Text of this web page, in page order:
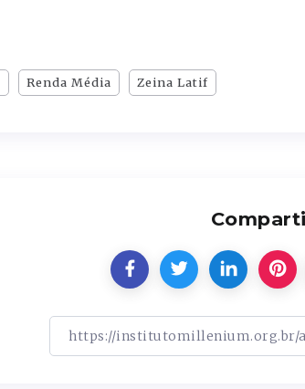
Renda Média Zeina Latif